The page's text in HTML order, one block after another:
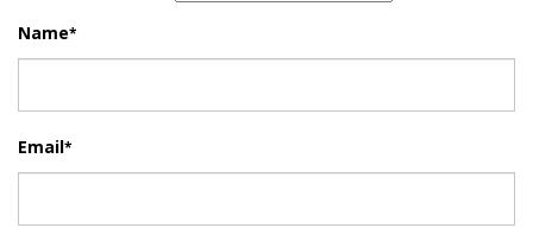
Name*
Email*